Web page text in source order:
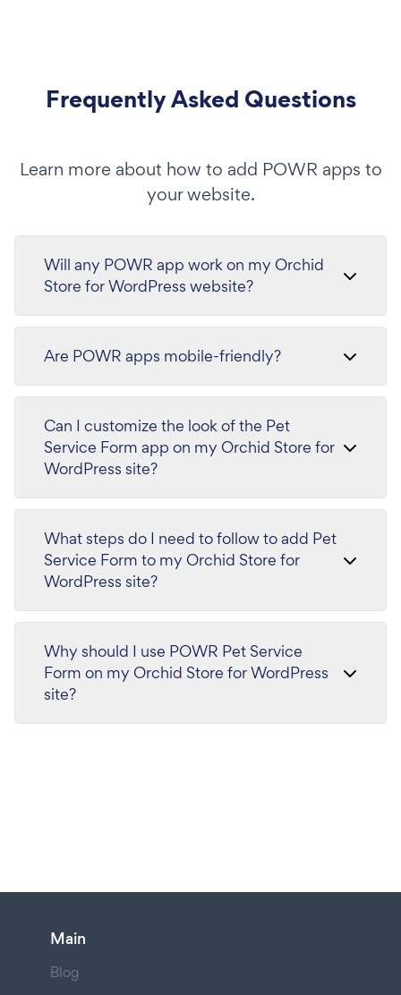
Frequently Asked Questions
Learn more about how to add POWR apps to
your website.
Will any POWR app work on my Orchid
Store for WordPress website?
Are POWR apps mobile-friendly?
Can I customize the look of the Pet
Service Form app on my Orchid Store for
WordPress site?
What steps do I need to follow to add Pet
Service Form to my Orchid Store for
WordPress site?
Why should I use POWR Pet Service
Form on my Orchid Store for WordPress
site?
Main
Blog